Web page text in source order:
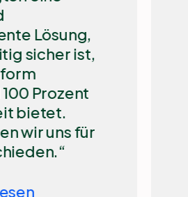
nicht, dass es
Lösung als
wenn es
SaaS-Daten
hinweg zu
und eine
zu